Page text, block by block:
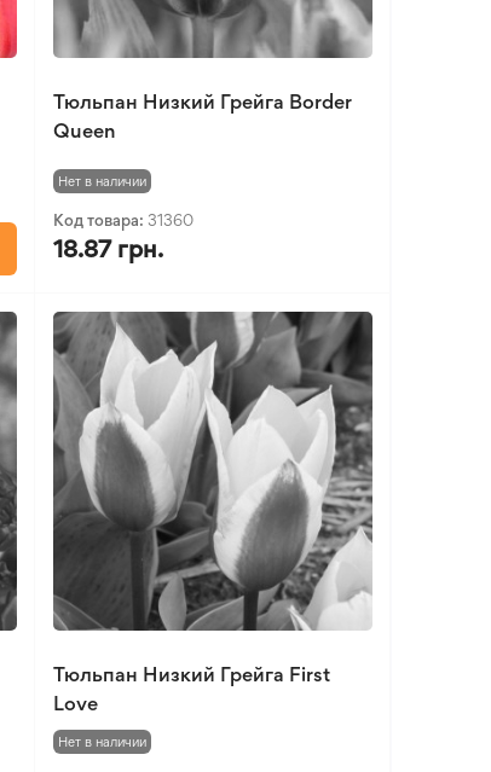
Тюльпан Низкий Грейга Border
Queen
Нет в наличии
Код товара: 31360
18.87 грн.
Тюльпан Низкий Грейга First
Love
Нет в наличии